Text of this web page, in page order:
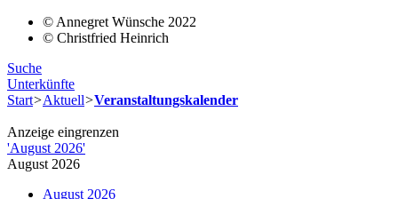
© Annegret Wünsche 2022
© Christfried Heinrich
Suche
Unterkünfte
Start>Aktuell>Veranstaltungskalender
Anzeige eingrenzen
'August 2026'
August 2026
August 2026